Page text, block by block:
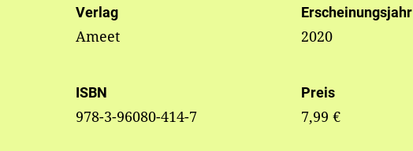
Verlag
Ameet
Erscheinungsjahr
2020
ISBN
978-3-96080-414-7
Preis
7,99 €